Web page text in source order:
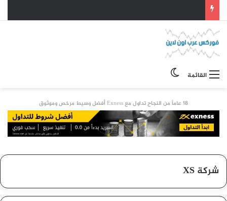
القائمة
18 عاماً من النجاح تداول مع Exness أفضل وسيط مرخص وموثوق
شركة XS